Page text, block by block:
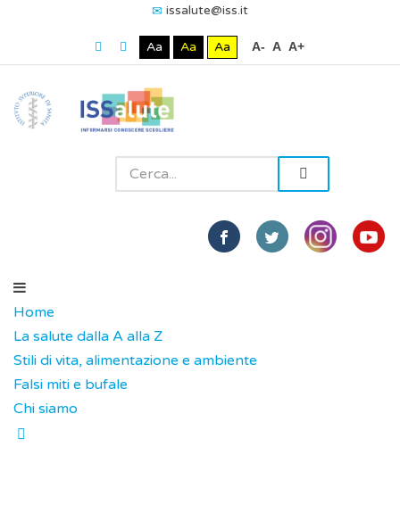
issalute@iss.it
Aa Aa Aa A- A A+
Home
La salute dalla A alla Z
Stili di vita, alimentazione e ambiente
Falsi miti e bufale
Chi siamo